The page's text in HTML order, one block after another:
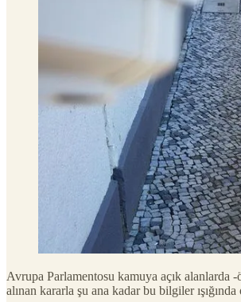
Avrupa Parlamentosu kamuya açık alanlarda
alınan kararla şu ana kadar bu bilgiler